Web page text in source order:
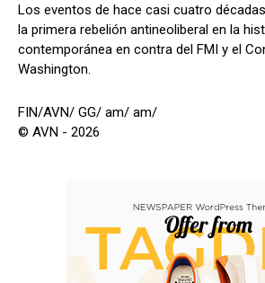
Los eventos de hace casi cuatro
la primera rebelión antineoliberal en la
contemporánea en contra del FMI y el
Washington.
FIN/AVN/ GG/ am/ am/
© AVN - 2026